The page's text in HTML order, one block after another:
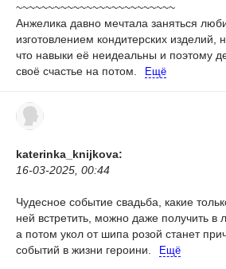
~~~~~~~~~~~~~~~~~~~~~~~~~
Анжелика давно мечтала заняться
изготовлением кондитерских изделий,
что навыки её неидеальны и поэтому
своё счастье на потом.
Ещё
katerinka_knijkova:
16-03-2025, 00:44
Чудесное событие свадьба, какие
ней встретить, можно даже получить в
а потом укол от шипа розой станет
событий в жизни героини.
Ещё